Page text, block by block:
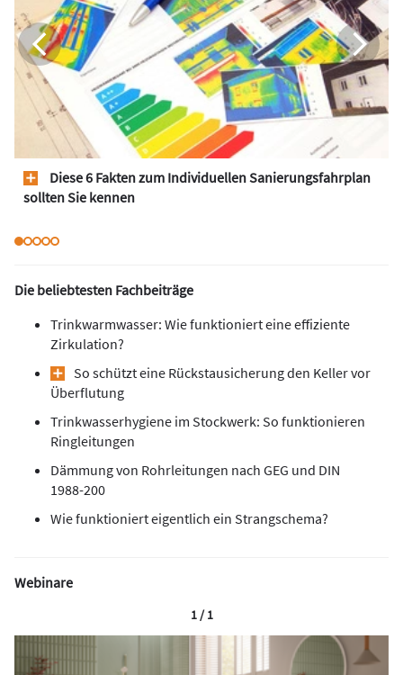
Diese 6 Fakten zum Individuellen Sanierungsfahrplan
sollten Sie kennen
Die beliebtesten Fachbeiträge
Trinkwarmwasser: Wie funktioniert eine effiziente
Zirkulation?
So schützt eine Rückstausicherung den Keller vor
Überflutung
Trinkwasserhygiene im Stockwerk: So funktionieren
Ringleitungen
Dämmung von Rohrleitungen nach GEG und DIN
1988-200
Wie funktioniert eigentlich ein Strangschema?
Webinare
1 / 1